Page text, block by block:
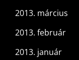
2013. március
2013. február
2013. január